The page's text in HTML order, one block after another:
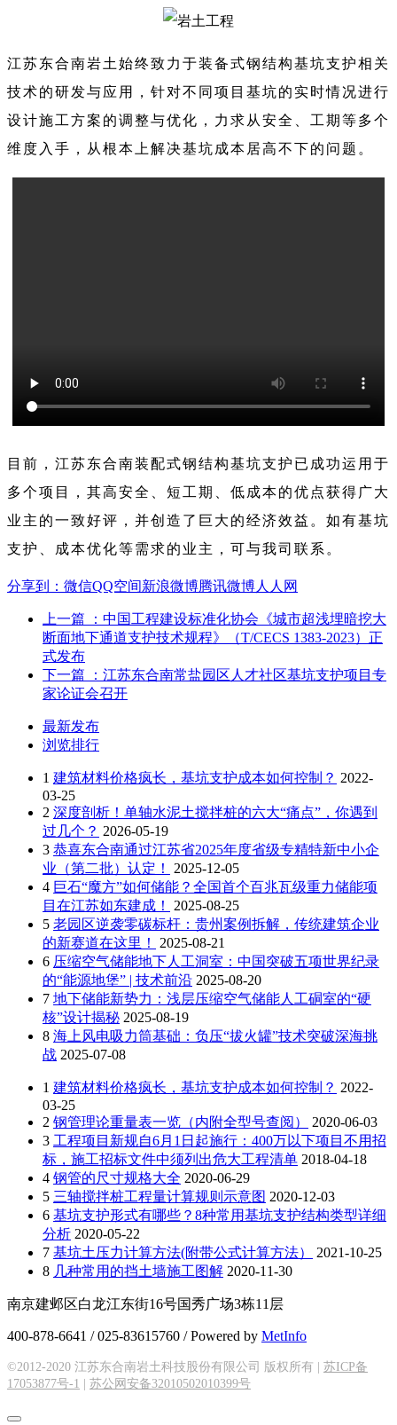
江苏东合南岩土始终致力于装备式钢结构基坑支护相关
技术的研发与应用，针对不同项目基坑的实时情况进行
设计施工方案的调整与优化，力求从安全、工期等多个
维度入手，从根本上解决基坑成本居高不下的问题。
目前，江苏东合南装配式钢结构基坑支护已成功运用于
多个项目，其高安全、短工期、低成本的优点获得广大
业主的一致好评，并创造了巨大的经济效益。如有基坑
支护、成本优化等需求的业主，可与我司联系。
分享到： 微信QQ空间新浪微博腾讯微博人人网
上一篇
：中国工程建设标准化协会《城市超浅埋暗挖大
断面地下通道支护技术规程》（T/CECS 1383-2023）正
式发布
下一篇
：江苏东合南常盐园区人才社区基坑支护项目专
家论证会召开
最新发布
浏览排行
1 建筑材料价格疯长，基坑支护成本如何控制？ 2022-
03-25
2 深度剖析！单轴水泥土搅拌桩的六大“痛点”，你遇到
过几个？ 2026-05-19
3 恭喜东合南通过江苏省2025年度省级专精特新中小企
业（第二批）认定！
2025-12-05
4 巨石“魔方”如何储能？全国首个百兆瓦级重力储能项
目在江苏如东建成！
2025-08-25
5 老园区逆袭零碳标杆：贵州案例拆解，传统建筑企业
的新赛道在这里！
2025-08-21
6 压缩空气储能地下人工洞室：中国突破五项世界纪录
的“能源地堡” | 技术前沿 2025-08-20
7 地下储能新势力：浅层压缩空气储能人工硐室的“硬
核”设计揭秘 2025-08-19
8 海上风电吸力筒基础：负压“拔火罐”技术突破深海挑
战 2025-07-08
1 建筑材料价格疯长，基坑支护成本如何控制？ 2022-
03-25
2 钢管理论重量表一览（内附全型号查阅）
2020-06-03
3 工程项目新规自6月1日起施行：400万以下项目不用招
标，施工招标文件中须列出危大工程清单 2018-04-18
4 钢管的尺寸规格大全 2020-06-29
5 三轴搅拌桩工程量计算规则示意图 2020-12-03
6 基坑支护形式有哪些？8种常用基坑支护结构类型详细
分析 2020-05-22
7 基坑土压力计算方法(附带公式计算方法）
2021-10-25
8 几种常用的挡土墙施工图解 2020-11-30
南京建邺区白龙江东街16号国秀广场3栋11层
400-878-6641 / 025-83615760 / Powered by MetInfo
©2012-2020 江苏东合南岩土科技股份有限公司 版权所有 | 苏ICP备
17053877号-1
苏公网安备32010502010399号